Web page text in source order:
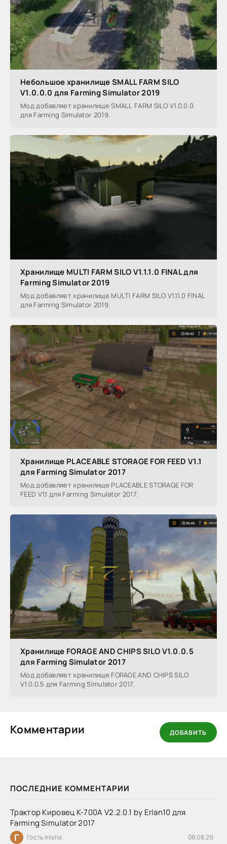
ПОСЛЕДНИЕ КОММЕНТАРИИ
Трактор Кировец К-700А V2.2.0.1 by Erlan10 для
Farming Simulator 2017
Г Гость misha 08.08.26
Небольшое хранилище SMALL FARM SILO
V1.0.0.0 для Farming Simulator 2019
Мод добавляет хранилище SMALL FARM SILO V1.0.0.0
для Farming Simulator 2019.
Хранилище MULTI FARM SILO V1.1.1.0 FINAL для
Farming Simulator 2019
Мод добавляет хранилище MULTI FARM SILO V1.1.1.0 FINAL
для Farming Simulator 2019.
Хранилище PLACEABLE STORAGE FOR FEED V1.1
для Farming Simulator 2017
Мод добавляет хранилище PLACEABLE STORAGE FOR
FEED V1.1 для Farming Simulator 2017.
Хранилище FORAGE AND CHIPS SILO V1.0.0.5
для Farming Simulator 2017
Мод добавляет хранилище FORAGE AND CHIPS SILO
V1.0.0.5 для Farming Simulator 2017.
Комментарии ДОБАВИТЬ